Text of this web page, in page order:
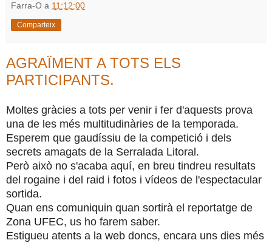
Farra-O a 11:12:00
Comparteix
AGRAÏMENT A TOTS ELS
PARTICIPANTS.
Moltes gràcies a tots per venir i fer d'aquests prova
una de les més multitudinàries de la temporada.
Esperem que gaudíssiu de la competició i dels
secrets amagats de la Serralada Litoral.
Però això no s'acaba aquí, en breu tindreu resultats
del rogaine i del raid i fotos i vídeos de l'espectacular
sortida.
Quan ens comuniquin quan sortirà el reportatge de
Zona UFEC, us ho farem saber.
Estigueu atents a la web doncs, encara uns dies més